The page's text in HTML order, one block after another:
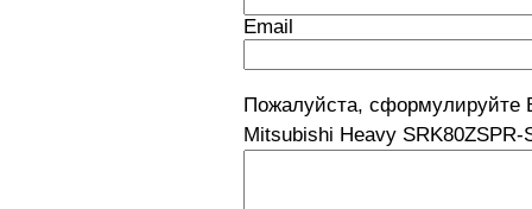
Email
Пожалуйста, сформулируйте
Mitsubishi Heavy SRK80ZSPR-